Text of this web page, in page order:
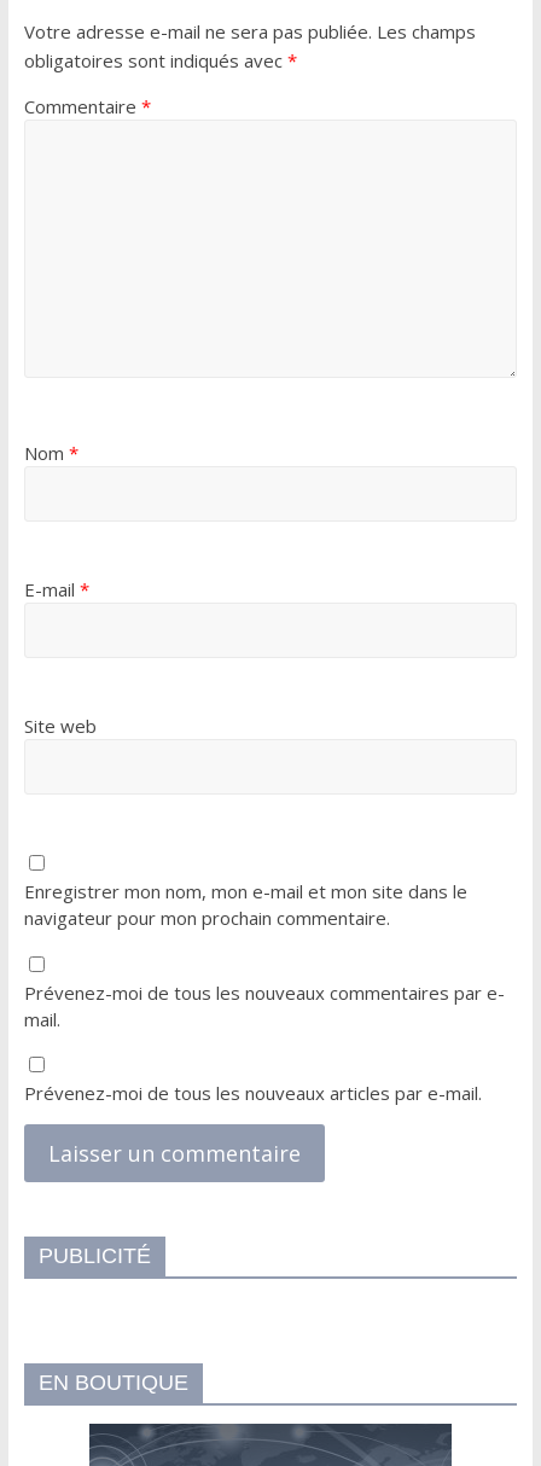
Votre adresse e-mail ne sera pas publiée. Les champs
obligatoires sont indiqués avec *
Commentaire *
Nom *
E-mail *
Site web
Enregistrer mon nom, mon e-mail et mon site dans le
navigateur pour mon prochain commentaire.
Prévenez-moi de tous les nouveaux commentaires par e-
mail.
Prévenez-moi de tous les nouveaux articles par e-mail.
PUBLICITÉ
EN BOUTIQUE